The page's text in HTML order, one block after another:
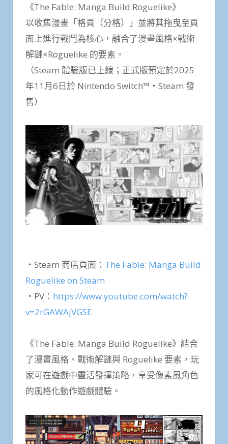
《The Fable: Manga Build Roguelike》
以收集漫畫「格頁（分格）」並將其拖曳至頁
面上進行戰鬥為核心，融合了漫畫風格×戰術
解謎×Roguelike 的要素。
（Steam 體驗版已上線；正式版預定於2025
年11月6日於 Nintendo Switch™・Steam 發
售）
・Steam 商店頁面： The Fable: Manga Build
Roguelike on Steam
・PV： https://www.youtube.com/watch?
v=2rGAWAjVGSE
《The Fable: Manga Build Roguelike》結合
了漫畫風格、戰術解謎與 Roguelike 要素，玩
家可在遊戲中靈活發揮策略，享受像素風角色
的風格化動作遊戲體驗。